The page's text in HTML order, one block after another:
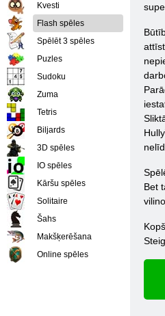
Bet
Kvesti
Flash spēles
Spēlēt 3 spēles
Puzles
Sudoku
Zuma
Tetris
Biljards
3D spēles
IO spēles
Kāršu spēles
Solitaire
Šahs
Makšķerēšana
Online spēles